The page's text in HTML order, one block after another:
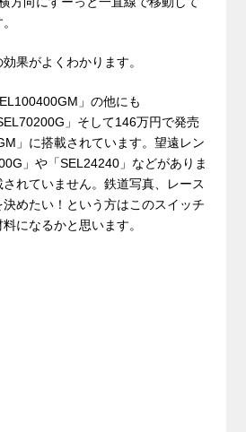
果がよくわかります。
」の他にも
」そして146万円で発売
」に搭載されています。望遠レン
」や「SEL24240」などがありま
れていません。鉄道写真、レース
めたい！という方はこのスイッチ
になるかと思います。